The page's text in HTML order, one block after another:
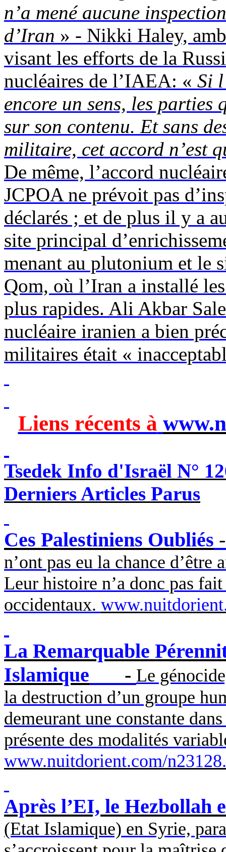
n’a mené aucune
d’Iran » - Nikki Haley,
visant les efforts de la
nucléaires de l’IAEA: « Si
encore un sens, les parties
sur son contenu. Et sans
militaire, cet accord n’est
De même, l’accord
JCPOA ne prévoit pas
déclarés ; et de plus il y a
site principal
menant au plutonium et le
Qom, où l’Iran a installé
plus rapides. Ali Akbar
nucléaire iranien a bien
militaires était «
Liens récents à
Tsedek Info d'Israël N°
Derniers Articles Parus
Ces Palestiniens Oubliés
n’ont pas eu la chance d’être
Leur histoire n’a donc pas
occidentaux.
La Remarquable
Islamique
- Le
la destruction d’un groupe
demeurant une constante
présente des modalités
www.nuitdorient.com/
Après l’EI, le Hezbollah
(Etat Islamique) en Syrie,